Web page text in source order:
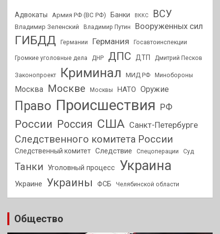
Адвокаты Армия РФ (ВС РФ) Банки ВККС ВСУ
Владимир Зеленский Владимир Путин Вооруженных сил
ГИБДД Германии Германия Госавтоинспекции
Громкие уголовные дела ДНР ДПС ДТП Дмитрий Песков
Законопроект Криминал МИД РФ Минобороны
Москва Москве Москвы НАТО Оружие
Право Происшествия РФ
России Россия США Санкт-Петербурге
Следственного комитета России
Следственный комитет Следствие Спецоперации Суд
Танки Уголовный процесс Украина
Украине Украины ФСБ Челябинской области
Общество